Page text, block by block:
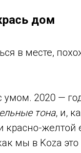
дом
в месте,
умом. 2020 —
тона, и,
красно-
мы в Koza